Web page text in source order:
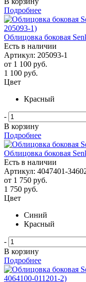
Подробнее
Облицовка боковая
Есть в наличии
Артикул: 205093-1
от 1 100 руб.
1 100 руб.
Цвет
Красный
-
В корзину
Подробнее
Облицовка боковая
Есть в наличии
Артикул: 4047401-
от 1 750 руб.
1 750 руб.
Цвет
Синий
Красный
-
В корзину
Подробнее